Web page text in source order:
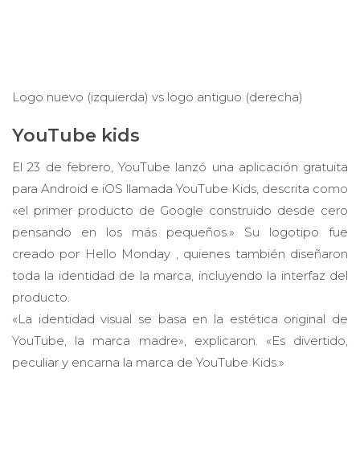
Logo nuevo (izquierda) vs logo antiguo (derecha)
YouTube kids
El 23 de febrero, YouTube lanzó una aplicación gratuita
para Android e iOS llamada YouTube Kids, descrita como
«el primer producto de Google construido desde cero
pensando en los más pequeños.» Su logotipo fue
creado por Hello Monday , quienes también diseñaron
toda la identidad de la marca, incluyendo la interfaz del
producto.
«La identidad visual se basa en la estética original de
YouTube, la marca madre», explicaron. «Es divertido,
peculiar y encarna la marca de YouTube Kids.»